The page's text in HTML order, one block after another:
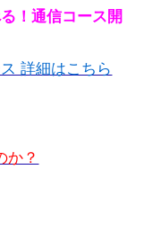
！通信コース開
詳細はこちら
か？